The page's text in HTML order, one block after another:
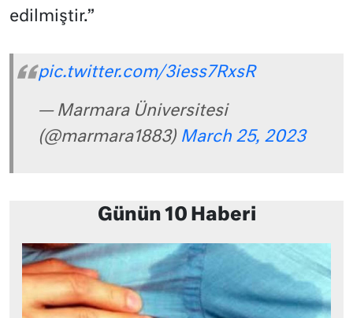
edilmiştir.”
pic.twitter.com/3iess7RxsR
— Marmara Üniversitesi
(@marmara1883) March 25, 2023
Günün 10 Haberi